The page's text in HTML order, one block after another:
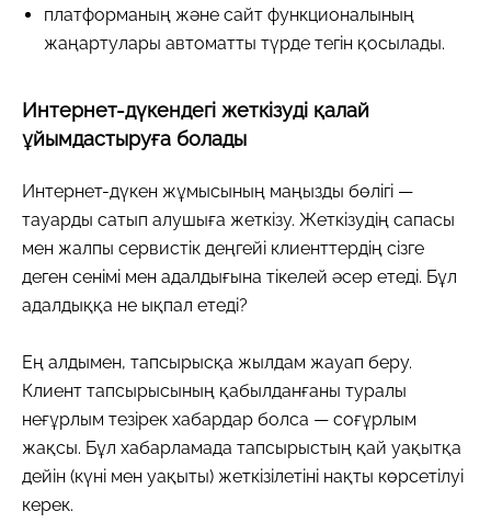
платформаның және сайт функционалының
жаңартулары автоматты түрде тегін қосылады.
Интернет-дүкендегі жеткізуді қалай
ұйымдастыруға болады
Интернет-дүкен жұмысының маңызды бөлігі —
тауарды сатып алушыға жеткізу. Жеткізудің сапасы
мен жалпы сервистік деңгейі клиенттердің сізге
деген сенімі мен адалдығына тікелей әсер етеді. Бұл
адалдыққа не ықпал етеді?
Ең алдымен, тапсырысқа жылдам жауап беру.
Клиент тапсырысының қабылданғаны туралы
неғұрлым тезірек хабардар болса — соғұрлым
жақсы. Бұл хабарламада тапсырыстың қай уақытқа
дейін (күні мен уақыты) жеткізілетіні нақты көрсетілуі
керек.